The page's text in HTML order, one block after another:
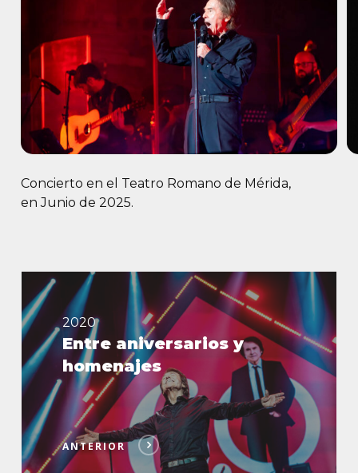
Concierto en el Teatro Romano de Mérida,
en Junio de 2025.
2020
Entre aniversarios y
homenajes
ANTERIOR
Entre
aniversarios
y
homenajes